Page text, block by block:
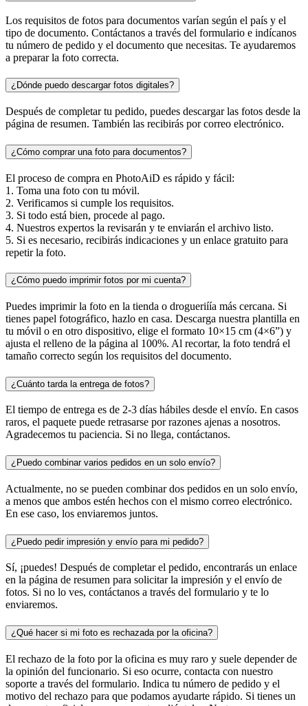
Los requisitos de fotos para documentos varían según el país y el
tipo de documento. Contáctanos a través del formulario e indícanos
tu número de pedido y el documento que necesitas. Te ayudaremos
a preparar la foto correcta.
¿Dónde puedo descargar fotos digitales?
Después de completar tu pedido, puedes descargar las fotos desde la
página de resumen. También las recibirás por correo electrónico.
¿Cómo comprar una foto para documentos?
El proceso de compra en PhotoAiD es rápido y fácil:
1. Toma una foto con tu móvil.
2. Verificamos si cumple los requisitos.
3. Si todo está bien, procede al pago.
4. Nuestros expertos la revisarán y te enviarán el archivo listo.
5. Si es necesario, recibirás indicaciones y un enlace gratuito para
repetir la foto.
¿Cómo puedo imprimir fotos por mi cuenta?
Puedes imprimir la foto en la tienda o drogueriíía más cercana. Si
tienes papel fotográfico, hazlo en casa. Descarga nuestra plantilla en
tu móvil o en otro dispositivo, elige el formato 10×15 cm (4×6”) y
ajusta el relleno de la página al 100%. Al recortar, la foto tendrá el
tamaño correcto según los requisitos del documento.
¿Cuánto tarda la entrega de fotos?
El tiempo de entrega es de 2-3 días hábiles desde el envío. En casos
raros, el paquete puede retrasarse por razones ajenas a nosotros.
Agradecemos tu paciencia. Si no llega, contáctanos.
¿Puedo combinar varios pedidos en un solo envío?
Actualmente, no se pueden combinar dos pedidos en un solo envío,
a menos que ambos estén hechos con el mismo correo electrónico.
En ese caso, los enviaremos juntos.
¿Puedo pedir impresión y envío para mi pedido?
Sí, ¡puedes! Después de completar el pedido, encontrarás un enlace
en la página de resumen para solicitar la impresión y el envío de
fotos. Si no lo ves, contáctanos a través del formulario y te lo
enviaremos.
¿Qué hacer si mi foto es rechazada por la oficina?
El rechazo de la foto por la oficina es muy raro y suele depender de
la opinión del funcionario. Si eso ocurre, contacta con nuestro
soporte a través del formulario. Indica tu número de pedido y el
motivo del rechazo para que podamos ayudarte rápido. Si tienes un